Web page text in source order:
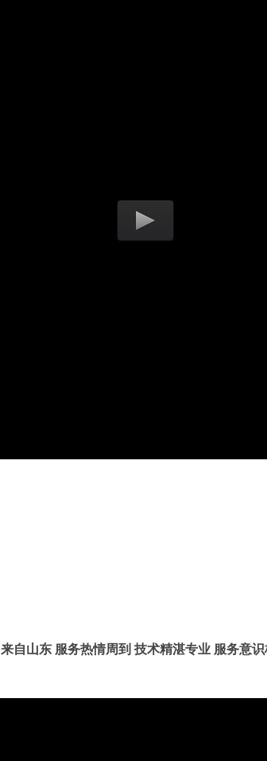
来自山东 服务热情周到 技术精湛专业 服务意